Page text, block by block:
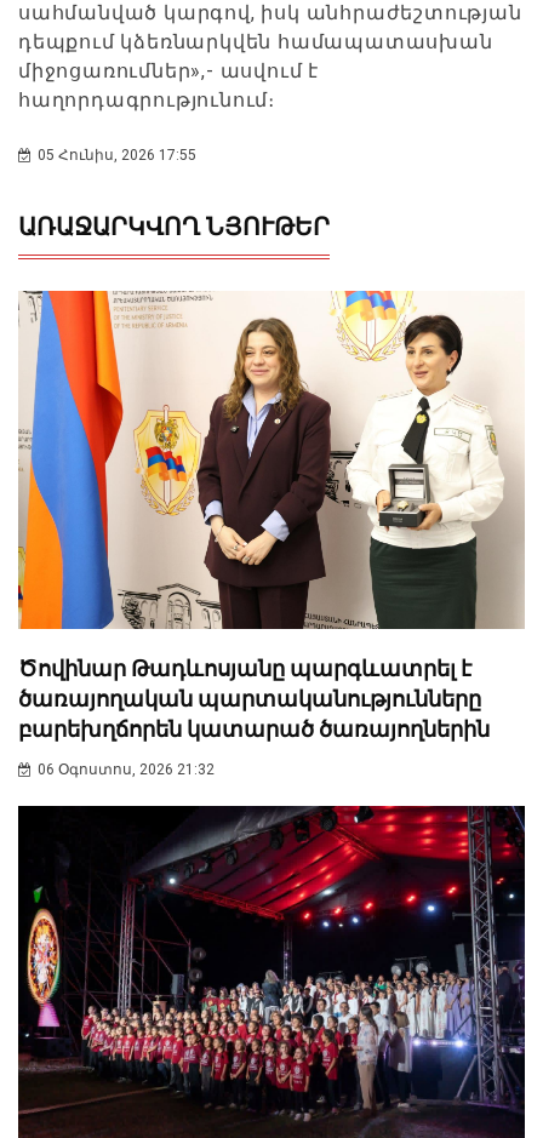
սահմանված կարգով, իսկ անհրաժեշտության
դեպքում կձեռնարկվեն համապատասխան
միջոցառումներ»,- ասվում է
հաղորդագրությունում։
05 Հունիս, 2026 17:55
ԱՌԱՋԱՐԿՎՈՂ ՆՅՈՒԹԵՐ
Ծովինար Թադևոսյանը պարգևատրել է
ծառայողական պարտականությունները
բարեխղճորեն կատարած ծառայողներին
06 Օգոստոս, 2026 21:32